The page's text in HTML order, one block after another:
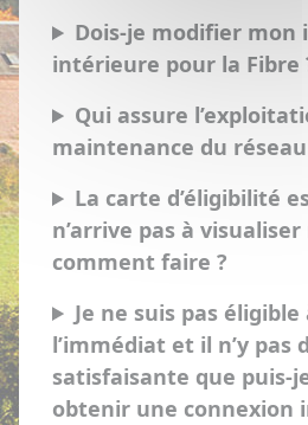
Dois-je modifier mon
intérieure pour la Fibre
Qui assure
maintenance du réseau
La carte d’éligibilité
n’arrive pas à
comment faire ?
Je ne suis pas
l’immédiat et il n’y pas
satisfaisante que puis-
obtenir une connexion